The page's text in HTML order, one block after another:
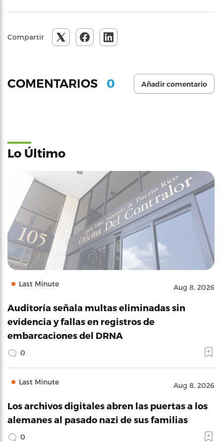
Compartir
COMENTARIOS 0 Añadir comentario
Lo Último
Last Minute Aug 8, 2026
Auditoría señala multas eliminadas sin
evidencia y fallas en registros de
embarcaciones del DRNA
0
Last Minute Aug 8, 2026
Los archivos digitales abren las puertas a los
alemanes al pasado nazi de sus familias
0